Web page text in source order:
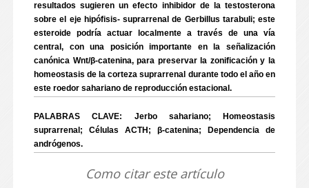
resultados sugieren un efecto inhibidor de la testosterona
sobre el eje hipófisis- suprarrenal de Gerbillus tarabuli; este
esteroide podría actuar localmente a través de una vía
central, con una posición importante en la señalización
canónica Wnt/β-catenina, para preservar la zonificación y la
homeostasis de la corteza suprarrenal durante todo el año en
este roedor sahariano de reproducción estacional.
PALABRAS CLAVE: Jerbo sahariano; Homeostasis
suprarrenal; Células ACTH; β-catenina; Dependencia de
andrógenos.
Como citar este artículo